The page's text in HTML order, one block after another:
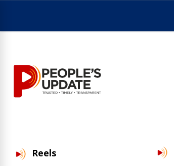
Reels